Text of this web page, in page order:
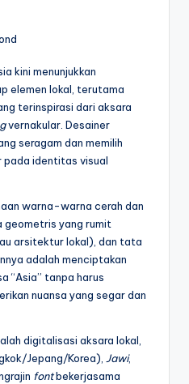
kini menunjukkan
elemen lokal, terutama
terinspirasi dari aksara
vernakular. Desainer
seragam dan memilih
pada identitas visual
warna-warna cerah dan
geometris yang rumit
arsitektur lokal), dan tata
adalah menciptakan
“Asia” tanpa harus
nuansa yang segar dan
digitalisasi aksara lokal,
Jepang/Korea), Jawi,
fontbekerjasama